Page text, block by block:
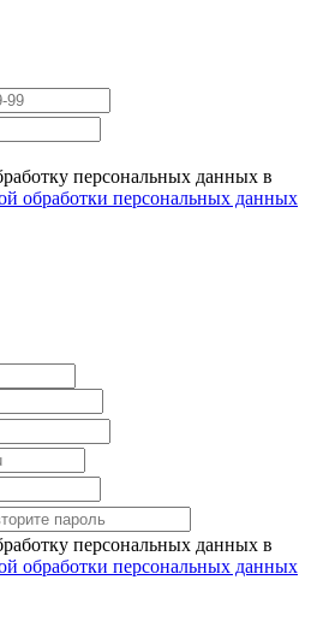
персональных данных в
обработки персональных данных
персональных данных в
обработки персональных данных